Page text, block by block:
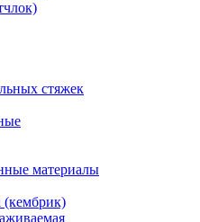
стяжек
материалы
(кембрик)